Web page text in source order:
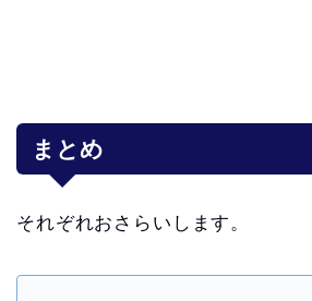
まとめ
それぞれおさらいします。